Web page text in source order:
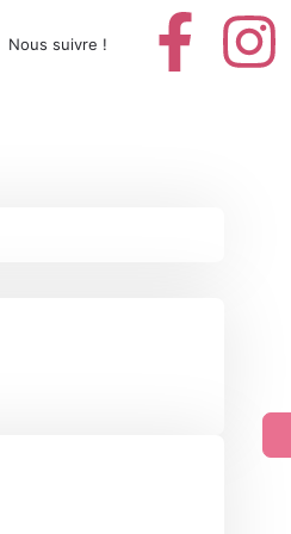
Nous suivre !